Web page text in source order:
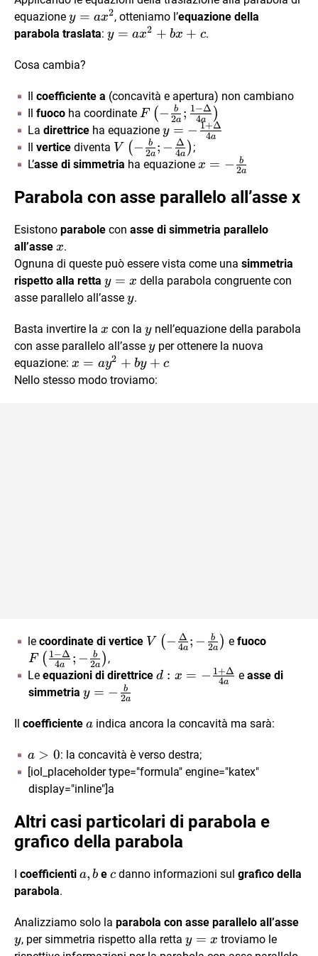
equazione y=ax^2
y = ax2, otteniamo l’equazione della
parabola traslata: y=ax^2+bx+c
y = ax2 + bx + c.
Cosa cambia?
Il coefficiente a (concavità e apertura) non cambiano
Il fuoco ha coordinate F\left(-
\frac{b}
{2a};
\frac{1-
{4a}
\right)
F (− 2a
b ; 4a
1−Δ )
La direttrice ha equazione y=-
\frac{1+\Delta}
{4a}
y = − 4a
1+Δ
Il vertice diventa V\left(-
\frac{b}
\frac{\Delta}
V (− 2a
b ; − 4a
Δ ) ;
L’asse di simmetria ha equazione x=-
{2a}
x = − 2a
b
Parabola con asse parallelo all’asse x
Esistono parabole con asse di simmetria parallelo
all’asse x
x.
Ognuna di queste può essere vista come una simmetria
rispetto alla retta y=x
y = x della parabola congruente con
asse parallelo all’asse y
y.
Basta invertire la x
x con la y
ynell’equazione della parabola
con asse parallelo all’asse y
yper ottenere la nuova
equazione: x=ay^2+by+c
x = ay2 + by + c
Nello stesso modo troviamo:
le coordinate di vertice V\left(-
{4a}; -
\frac{b}{2a}
V (− 4a
Δ ; − 2a
b ) e fuocoF
F ( 4a
1−Δ ; − 2a
b ),
Le equazioni di direttrice d: x= -
d : x = − 4a
1+Δ easse di
simmetria y=-
{2a}
y = − 2a
b
coefficiente a
a indica ancora la concavità ma sarà:
a>0
a > 0: la concavità è verso destra;
[iol_placeholder type="formula" engine="katex"
display="inline"]a
Altri casi particolari di parabola e
grafico della parabola
coefficienti a,
a, b ec
c danno informazioni sulgrafico della
parabola.
Analizziamo solo la parabola con asse parallelo all’asse
y, per simmetria rispetto alla retta y=x
y = x troviamo le